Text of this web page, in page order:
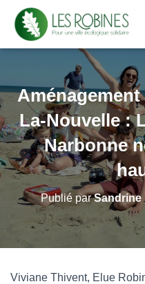
La-Nouvelle :
Narbonne
Publié parSandrine
Viviane Thivent, Elue